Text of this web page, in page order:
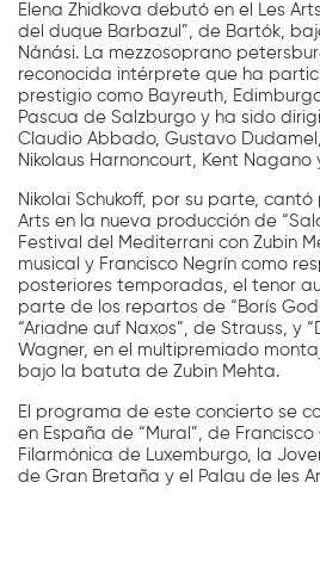
Elena Zhidkova debutó en el Les
del duque Barbazul”, de Bartók,
Nánási. La mezzosoprano
reconocida intérprete que ha
prestigio como Bayreuth,
Pascua de Salzburgo y ha sido
Claudio Abbado, Gustavo
Nikolaus Harnoncourt, Kent Nagano
Nikolai Schukoff, por su parte,
Arts en la nueva producción de
Festival del Mediterrani con Zubin
musical y Francisco Negrín como
posteriores temporadas, el tenor
parte de los repartos de “Borís
“Ariadne auf Naxos”, de Strauss, y
Wagner, en el multipremiado
bajo la batuta de Zubin Mehta.
El programa de este concierto se
en España de “Mural”, de
Filarmónica de Luxemburgo, la
de Gran Bretaña y el Palau de les